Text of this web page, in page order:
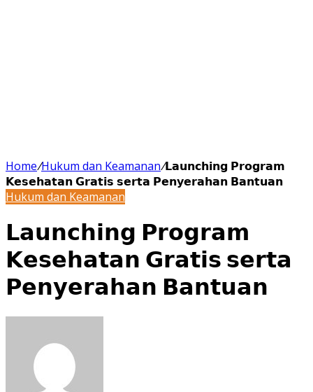
Home/Hukum dan Keamanan/𝗟𝗮𝘂𝗻𝗰𝗵𝗶𝗻𝗴 𝗣𝗿𝗼𝗴𝗿𝗮𝗺
𝗞𝗲𝘀𝗲𝗵𝗮𝘁𝗮𝗻 𝗚𝗿𝗮𝘁𝗶𝘀 𝘀𝗲𝗿𝘁𝗮 𝗣𝗲𝗻𝘆𝗲𝗿𝗮𝗵𝗮𝗻 𝗕𝗮𝗻𝘁𝘂𝗮𝗻
Hukum dan Keamanan
𝗟𝗮𝘂𝗻𝗰𝗵𝗶𝗻𝗴 𝗣𝗿𝗼𝗴𝗿𝗮𝗺
𝗞𝗲𝘀𝗲𝗵𝗮𝘁𝗮𝗻 𝗚𝗿𝗮𝘁𝗶𝘀 𝘀𝗲𝗿𝘁𝗮
𝗣𝗲𝗻𝘆𝗲𝗿𝗮𝗵𝗮𝗻 𝗕𝗮𝗻𝘁𝘂𝗮𝗻